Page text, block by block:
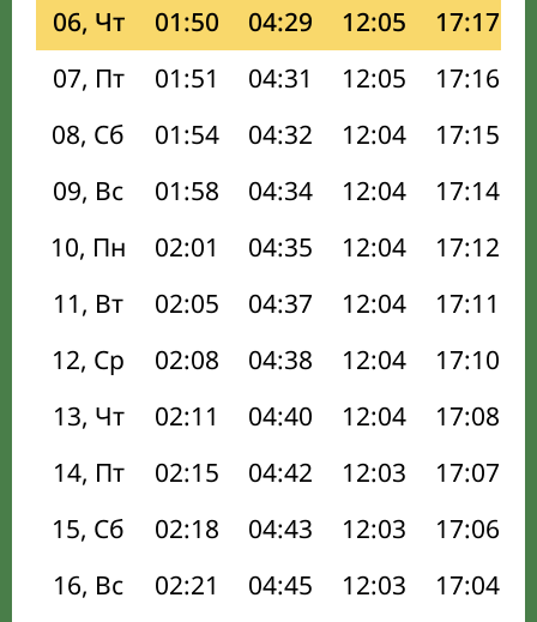
06, Чт
01:50 04:29 12:05 17:17
07, Пт
01:51 04:31 12:05 17:16
08, Сб
01:54 04:32 12:04 17:15
09, Вс
01:58 04:34 12:04 17:14
10, Пн
02:01 04:35 12:04 17:12
11, Вт
02:05 04:37 12:04 17:11
12, Ср
02:08 04:38 12:04 17:10
13, Чт
02:11 04:40 12:04 17:08
14, Пт
02:15 04:42 12:03 17:07
15, Сб
02:18 04:43 12:03 17:06
16, Вс
02:21 04:45 12:03 17:04